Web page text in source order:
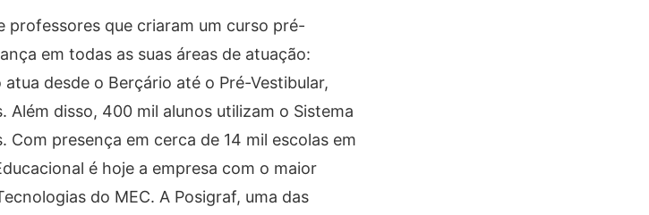
professores que criaram um curso pré-
em todas as suas áreas de atuação:
desde o Berçário até o Pré-Vestibular,
disso, 400 mil alunos utilizam o Sistema
presença em cerca de 14 mil escolas em
é hoje a empresa com o maior
do MEC. A Posigraf, uma das